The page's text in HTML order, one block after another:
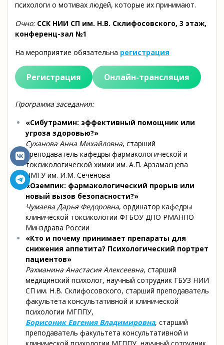
психологи о мотивах людей, которые их принимают.
Очно: ССК НИИ СП им. Н.В. Склифосовского, 3 этаж,
конференц-зал №1
На мероприятие обязательна регистрация
Регистрация Онлайн-трансляция
Программа заседания:
«Сибутрамин: эффективный помощник или
угроза здоровью?»
Суханова Анна Михайловна, старший
преподаватель кафедры фармакологической и
токсикологической химии им. А.П. Арзамасцева
ПМГУ им. И.М. Сеченова
«Оземпик: фармакологический прорыв или
новый вызов безопасности?»
Чумаева Дарья Федоровна, ординатор кафедры
клинической токсикологии ФГБОУ ДПО РМАНПО
Минздрава России
«Кто и почему принимает препараты для
снижения аппетита? Психологический портрет
пациентов»
Рахманина Анастасия Алексеевна, старший
медицинский психолог, научный сотрудник ГБУЗ НИИ
СП им. Н.В. Склифосовского, старший преподаватель
факультета консультативной и клинической
психологии МГППУ,
Борисоник Евгения Владимировна, старший
преподаватель факультета консультативной и